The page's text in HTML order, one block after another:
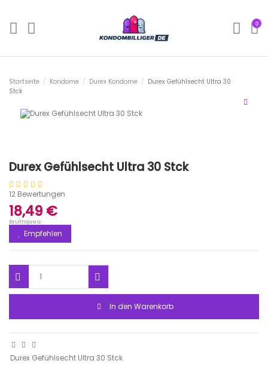
0
Startseite Kondome Durex Kondome
Durex Gefühlsecht Ultra 30
Stck
Durex Gefühlsecht Ultra 30 Stck
12 Bewertungen
18,49 €
Bruttopreis
Empfehlen
In den Warenkorb
Durex Gefühlsecht Ultra 30 Stck